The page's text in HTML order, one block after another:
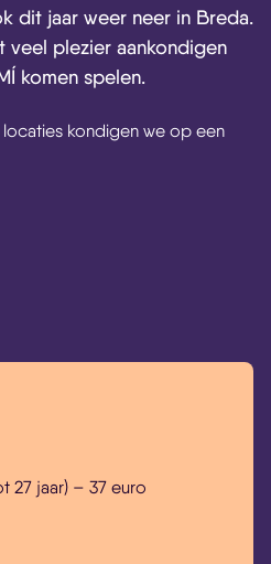
dit jaar weer neer in Breda.
veel plezier aankondigen
komen spelen.
locaties kondigen we op een
27 jaar) – 37 euro